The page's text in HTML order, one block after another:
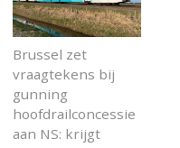
Brussel zet
vraagtekens bij
gunning
hoofdrailconcessie
aan NS: krijgt